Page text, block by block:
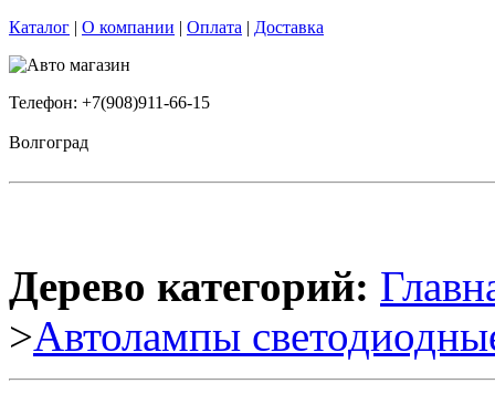
Каталог | О компании | Оплата | Доставка
Телефон: +7(908)911-66-15
Волгоград
Дерево категорий:
>Автолампы